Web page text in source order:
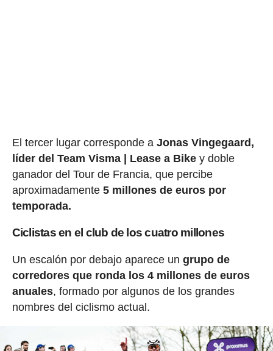
El tercer lugar corresponde a Jonas Vingegaard,
líder del Team Visma | Lease a Bikey doble
ganador del Tour de Francia, que percibe
aproximadamente 5 millones de euros por
temporada.
Ciclistas en el club de los cuatro millones
Un escalón por debajo aparece un grupo de
corredores que ronda los 4 millones de euros
anuales, formado por algunos de los grandes
nombres del ciclismo actual.